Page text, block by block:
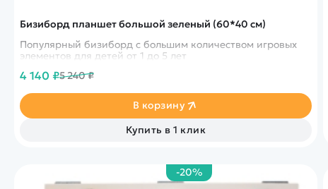
Бизиборд планшет большой зеленый (60*40 см)
Популярный бизиборд с большим количеством игровых
элементов для детей от 1 до 5 лет
4 140 ₽5 240 ₽
В корзину
Купить в 1 клик
-20%